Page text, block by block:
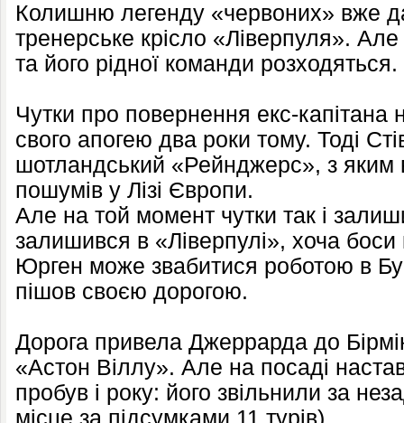
Колишню легенду «червоних» вже
тренерське крісло «Ліверпуля».
та його рідної команди розходяться.
Чутки про повернення екс-
свого апогею два роки тому. Тоді
шотландський «Рейнджерс», з яким
пошумів у Лізі Європи.
Але на той момент чутки так і
залишився в «Ліверпулі», хоча
Юрген може звабитися роботою в
пішов своєю дорогою.
Дорога привела Джеррарда до
«Астон Віллу». Але на посаді
пробув і року: його звільнили за
місце за підсумками 11 турів).